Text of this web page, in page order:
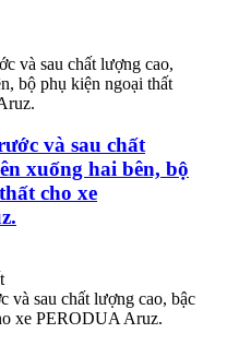
và sau chất
xuống hai bên, bộ
cho xe
và sau chất lượng cao, bậc
xe PERODUA Aruz.